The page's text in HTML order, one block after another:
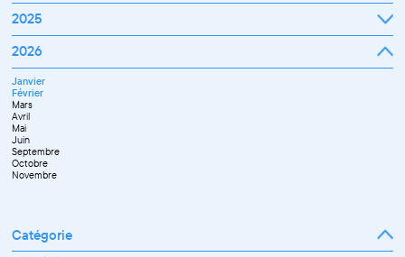
Juillet
Septembre
Octobre
Novembre
Décembre
Mars
Avril
Septembre
Octobre
Novembre
Décembre
Janvier
Mars
Avril
Juin
Juillet
Septembre
Novembre
Décembre
2025
Janvier
Mars
Avril
Mai
Juin
Juillet
Septembre
Octobre
Novembre
Décembre
2026
Janvier
Février
Mars
Avril
Mai
Juin
Septembre
Octobre
Novembre
Catégorie